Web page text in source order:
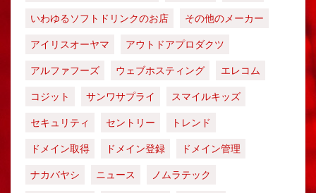
いわゆるソフトドリンクのお店
その他のメーカー
アイリスオーヤマ
アウトドアプロダクツ
アルファフーズ
ウェブホスティング
エレコム
コジット
サンワサプライ
スマイルキッズ
セキュリティ
セントリー
トレンド
ドメイン取得
ドメイン登録
ドメイン管理
ナカバヤシ
ニュース
ノムラテック